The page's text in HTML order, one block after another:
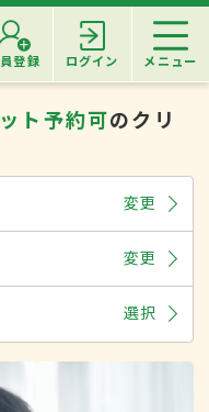
登録 ログイン メニュー
ト予約可のクリ
変更
変更
選択